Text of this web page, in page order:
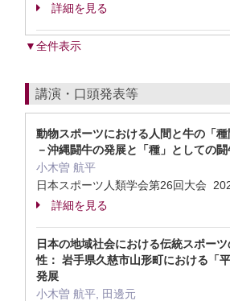
詳細を見る
▼全件表示
講演・口頭発表等
動物スポーツにおける人間と牛の「種
－沖縄闘牛の発展と「種」としての闘
小木曽 航平
日本スポーツ人類学会第26回大会
詳細を見る
日本の地域社会における伝統スポー
性： 岩手県久慈市山形町における「
発展
小木曽 航平, 田邊元